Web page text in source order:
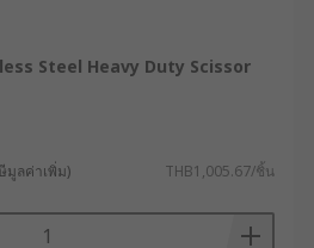
รือพลาสติก โดยกรรไกร
เนื่องและแม่นยำ
คในการเลือก
าหกรรม
งใบมีด : กรรไกรสำหรับใช้
Steel Heavy Duty Scissor
มูลค่าเพิ่ม) THB1,005.67/ชิ้น